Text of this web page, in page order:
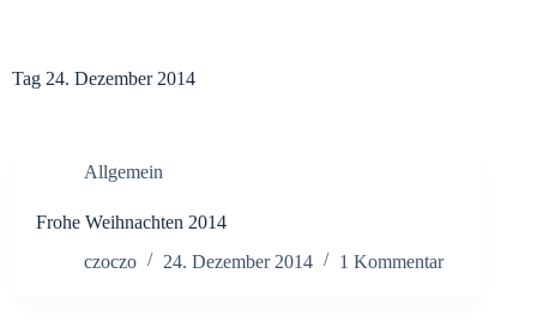
Tag 24. Dezember 2014
Allgemein
Frohe Weihnachten 2014
czoczo
24. Dezember 2014 1 Kommentar